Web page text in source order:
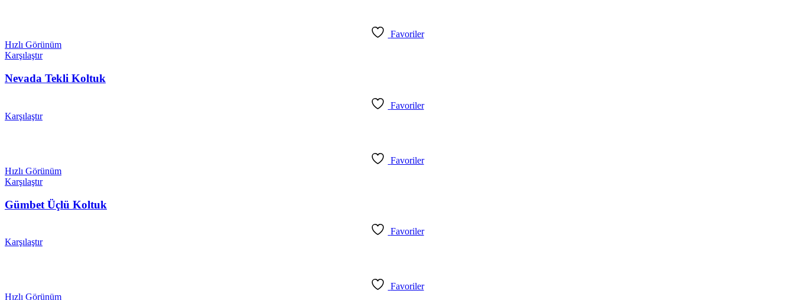
Favoriler
Hızlı Görünüm
Karşılaştır
Nevada Tekli Koltuk
Favoriler
Karşılaştır
Favoriler
Hızlı Görünüm
Karşılaştır
Gümbet Üçlü Koltuk
Favoriler
Karşılaştır
Favoriler
Hızlı Görünüm